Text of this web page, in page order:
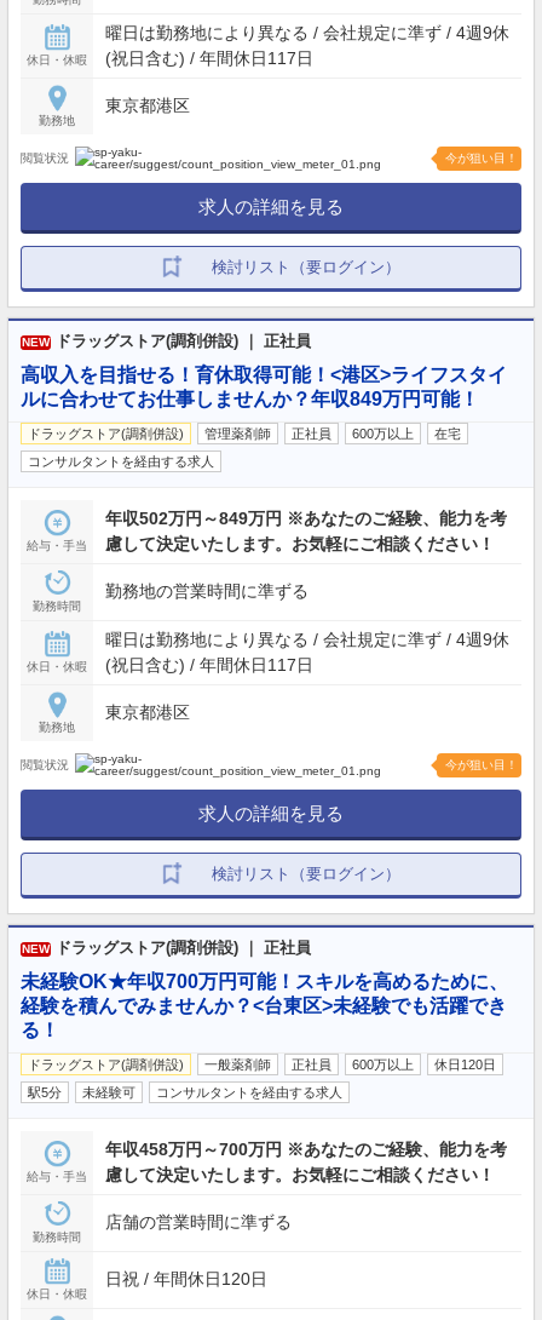
休日・休暇
曜日は勤務地により異なる / 会社規定に準ず / 4週9休
(祝日含む) / 年間休日117日
勤務地
東京都港区
閲覧状況 今が狙い目！
求人の詳細を見る
検討リスト（要ログイン）
NEW ドラッグストア(調剤併設) ｜ 正社員
高収入を目指せる！育休取得可能！<港区>ライフスタイ
ルに合わせてお仕事しませんか？年収849万円可能！
ドラッグストア(調剤併設) 管理薬剤師 正社員 600万以上
在宅
コンサルタントを経由する求人
給与・手当
年収502万円～849万円 ※あなたのご経験、能力を考
慮して決定いたします。お気軽にご相談ください！
勤務時間
勤務地の営業時間に準ずる
休日・休暇
曜日は勤務地により異なる / 会社規定に準ず / 4週9休
(祝日含む) / 年間休日117日
勤務地
東京都港区
閲覧状況 今が狙い目！
求人の詳細を見る
検討リスト（要ログイン）
NEW ドラッグストア(調剤併設) ｜ 正社員
未経験OK★年収700万円可能！スキルを高めるために、
経験を積んでみませんか？<台東区>未経験でも活躍でき
る！
ドラッグストア(調剤併設) 一般薬剤師 正社員 600万以上
休日120日
駅5分
未経験可 コンサルタントを経由する求人
給与・手当
年収458万円～700万円 ※あなたのご経験、能力を考
慮して決定いたします。お気軽にご相談ください！
勤務時間
店舗の営業時間に準ずる
休日・休暇
日祝 / 年間休日120日